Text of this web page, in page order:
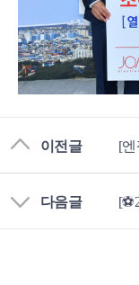
이전글
다음글